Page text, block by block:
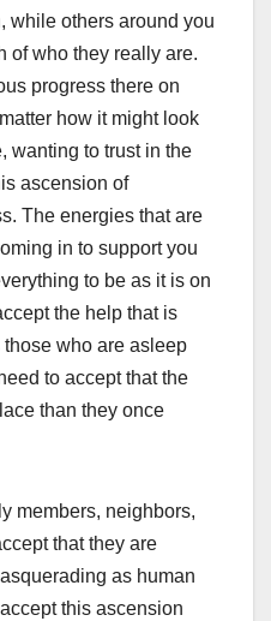
while others around you
of who they really are.
progress there on
how it might look
wanting to trust in the
ascension of
The energies that are
in to support you
to be as it is on
the help that is
who are asleep
to accept that the
than they once
members, neighbors,
that they are
as human
this ascension